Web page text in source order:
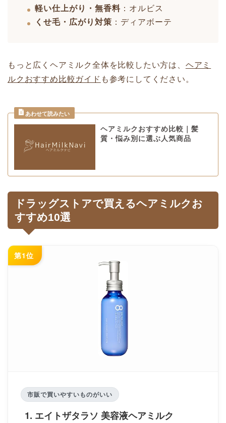
軽い仕上がり・無香料 ：オルビス
くせ毛・広がり対策 ：ディアボーテ
もっと広くヘアミルク全体を比較したい方は、 ヘアミ
ルクおすすめ比較ガイド も参考にしてください。
ヘアミルクおすすめ比較｜髪
質・悩み別に選ぶ人気商品
ドラッグストアで買えるヘアミルクお
すすめ10選
第1位
市販で買いやすいものがいい
1. エイトザタラソ 美容液ヘアミルク